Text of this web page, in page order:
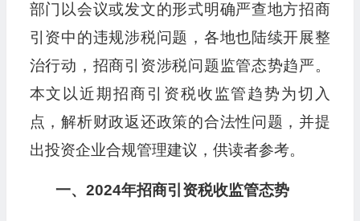
部门以会议或发文的形式明确严查地方招商
引资中的违规涉税问题，各地也陆续开展整
治行动，招商引资涉税问题监管态势趋严。
本文以近期招商引资税收监管趋势为切入
点，解析财政返还政策的合法性问题，并提
出投资企业合规管理建议，供读者参考。
一、2024年招商引资税收监管态势